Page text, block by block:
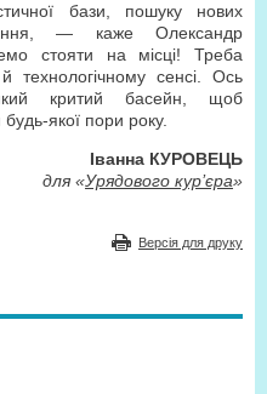
бази, пошуку нових
— каже Олександр
стояти на місці! Треба
технологічному сенсі. Ось
критий басейн, щоб
якої пори року.
Іванна КУРОВЕЦЬ
для «Урядового кур’єра»
Версія для друку